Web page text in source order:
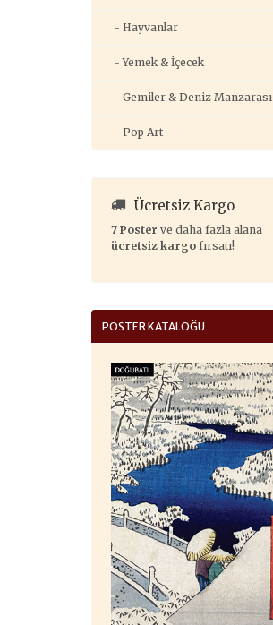
- Hayvanlar
- Yemek & İçecek
- Gemiler & Deniz Manzarası
- Pop Art
Ücretsiz Kargo
7 Poster ve daha fazla alana
ücretsiz kargo fırsatı!
POSTER KATALOĞU